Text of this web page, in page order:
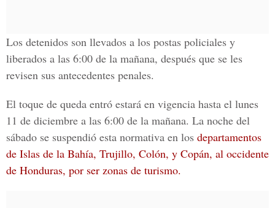
Los detenidos son llevados a los postas policiales y
liberados a las 6:00 de la mañana, después que se les
revisen sus antecedentes penales.
El toque de queda entró estará en vigencia hasta el lunes
11 de diciembre a las 6:00 de la mañana. La noche del
sábado se suspendió esta normativa en los departamentos
de Islas de la Bahía, Trujillo, Colón, y Copán, al occidente
de Honduras, por ser zonas de turismo.